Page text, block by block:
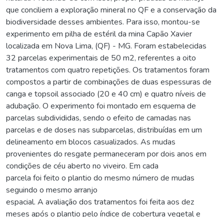
que conciliem a exploração mineral no QF e a conservação da
biodiversidade desses ambientes. Para isso, montou-se
experimento em pilha de estéril da mina Capão Xavier
localizada em Nova Lima, (QF) - MG. Foram estabelecidas
32 parcelas experimentais de 50 m2, referentes a oito
tratamentos com quatro repetições. Os tratamentos foram
compostos a partir de combinações de duas espessuras de
canga e topsoil associado (20 e 40 cm) e quatro níveis de
adubação. O experimento foi montado em esquema de
parcelas subdivididas, sendo o efeito de camadas nas
parcelas e de doses nas subparcelas, distribuídas em um
delineamento em blocos casualizados. As mudas
provenientes do resgate permaneceram por dois anos em
condições de céu aberto no viveiro. Em cada
parcela foi feito o plantio do mesmo número de mudas
seguindo o mesmo arranjo
espacial. A avaliação dos tratamentos foi feita aos dez
meses após o plantio pelo índice de cobertura vegetal e